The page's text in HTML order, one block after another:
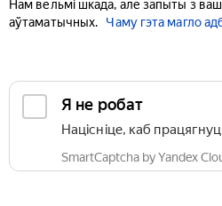
Нам вельмі шкада, але запыты з
аўтаматычных.
Чаму гэта магло
Я не робат
Націсніце, каб
SmartCaptcha by Yandex